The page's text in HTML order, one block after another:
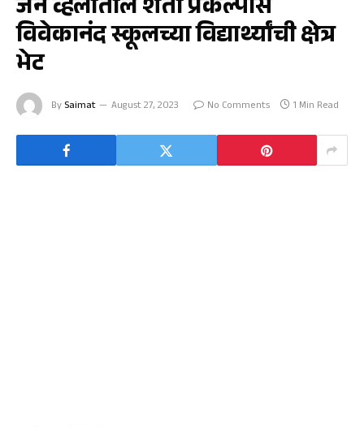
जैन व्हॅलीतील शेती प्रकल्पास
विवेकानंद स्कूलच्या विद्यार्थ्यांची क्षेत्र
भेट
By Saimat August 27, 2023 No Comments 1 Min Read